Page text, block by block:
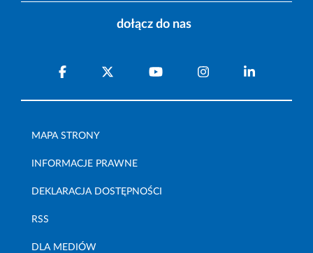
dołącz do nas
MAPA STRONY
INFORMACJE PRAWNE
DEKLARACJA DOSTĘPNOŚCI
RSS
DLA MEDIÓW